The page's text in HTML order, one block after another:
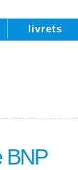
livrets
BNP